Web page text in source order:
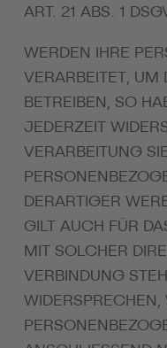
ART. 21 ABS. 1
WERDEN IHRE
VERARBEITET, UM
BETREIBEN, SO
JEDERZEIT
VERARBEITUNG
DERARTIGER
GILT AUCH FÜR
MIT SOLCHER
VERBINDUNG
WIDERSPRECHEN,